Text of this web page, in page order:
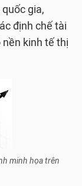
gia,
định chế tài
kinh tế thị
minh họa trên